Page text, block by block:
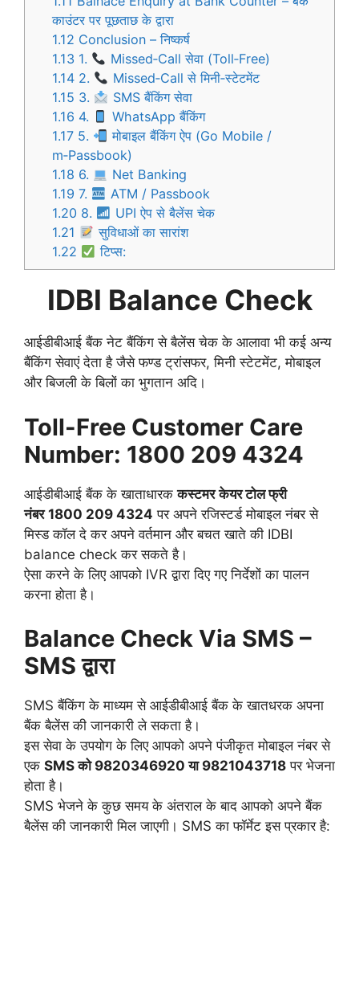
काउंटर पर पूछताछ के द्वारा
1.12 Conclusion – निष्कर्ष
1.13 1.
Missed‑Call सेवा (Toll‑Free)
1.14 2.
Missed‑Call से मिनी‑स्टेटमेंट
1.15 3.
SMS बैंकिंग सेवा
1.16 4.
WhatsApp बैंकिंग
1.17 5.
मोबाइल बैंकिंग ऐप (Go Mobile /
m‑Passbook)
1.18 6.
Net Banking
1.19 7.
ATM / Passbook
1.20 8.
UPI ऐप से बैलेंस चेक
1.21
सुविधाओं का सारांश
1.22
टिप्स:
IDBI Balance Check
आईडीबीआई बैंक नेट बैंकिंग से बैलेंस चेक के आलावा भी कई अन्य
बैंकिंग सेवाएं देता है जैसे फण्ड ट्रांसफर, मिनी स्टेटमेंट, मोबाइल
और बिजली के बिलों का भुगतान अदि।
Toll-Free Customer Care
Number: 1800 209 4324
आईडीबीआई बैंक के खाताधारककस्टमर केयर टोल फ्री
नंबर 1800 209 4324 पर अपने रजिस्टर्ड मोबाइल नंबर से
मिस्ड कॉल दे कर अपने वर्तमान और बचत खाते की IDBI
balance check कर सकते है।
ऐसा करने के लिए आपको IVR द्वारा दिए गए निर्देशों का पालन
करना होता है।
Balance Check Via SMS –
SMS द्वारा
SMS बैंकिंग के माध्यम से आईडीबीआई बैंक के खातधरक अपना
बैंक बैलेंस की जानकारी ले सकता है।
इस सेवा के उपयोग के लिए आपको अपने पंजीकृत मोबाइल नंबर से
एक SMS को 9820346920 या 9821043718 पर भेजना
होता है।
SMS भेजने के कुछ समय के अंतराल के बाद आपको अपने बैंक
बैलेंस की जानकारी मिल जाएगी। SMS का फॉर्मेट इस प्रकार है: